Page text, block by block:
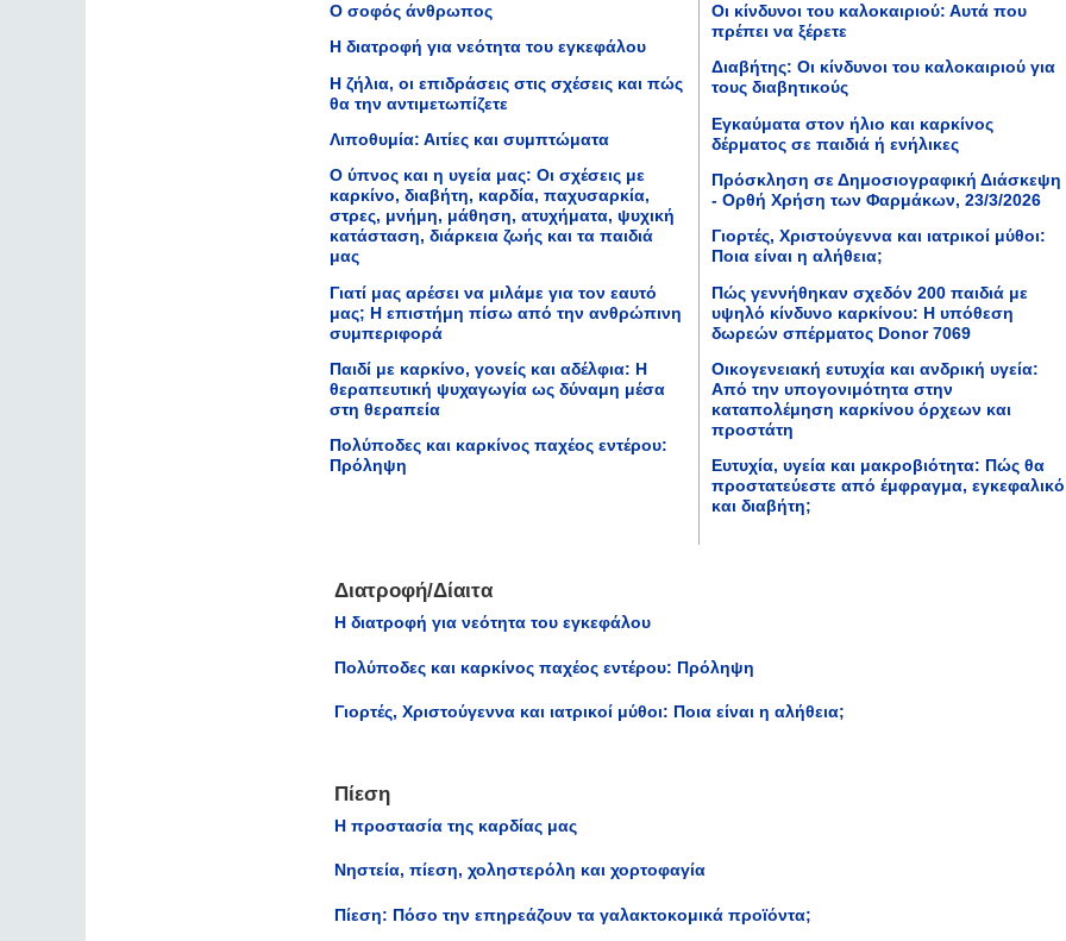
Ο σοφός άνθρωπος
Η διατροφή για νεότητα του εγκεφάλου
Η ζήλια, οι επιδράσεις στις σχέσεις και πώς
θα την αντιμετωπίζετε
Λιποθυμία: Αιτίες και συμπτώματα
Ο ύπνος και η υγεία μας: Οι σχέσεις με
καρκίνο, διαβήτη, καρδία, παχυσαρκία,
στρες, μνήμη, μάθηση, ατυχήματα, ψυχική
κατάσταση, διάρκεια ζωής και τα παιδιά
μας
Γιατί μας αρέσει να μιλάμε για τον εαυτό
μας; Η επιστήμη πίσω από την ανθρώπινη
συμπεριφορά
Παιδί με καρκίνο, γονείς και αδέλφια: Η
θεραπευτική ψυχαγωγία ως δύναμη μέσα
στη θεραπεία
Πολύποδες και καρκίνος παχέος εντέρου:
Πρόληψη
Οι κίνδυνοι του καλοκαιριού: Αυτά που
πρέπει να ξέρετε
Διαβήτης: Οι κίνδυνοι του καλοκαιριού για
τους διαβητικούς
Εγκαύματα στον ήλιο και καρκίνος
δέρματος σε παιδιά ή ενήλικες
Πρόσκληση σε Δημοσιογραφική Διάσκεψη
- Ορθή Χρήση των Φαρμάκων, 23/3/2026
Γιορτές, Χριστούγεννα και ιατρικοί μύθοι:
Ποια είναι η αλήθεια;
Πώς γεννήθηκαν σχεδόν 200 παιδιά με
υψηλό κίνδυνο καρκίνου: Η υπόθεση
δωρεών σπέρματος Donor 7069
Οικογενειακή ευτυχία και ανδρική υγεία:
Από την υπογονιμότητα στην
καταπολέμηση καρκίνου όρχεων και
προστάτη
Ευτυχία, υγεία και μακροβιότητα: Πώς θα
προστατεύεστε από έμφραγμα, εγκεφαλικό
και διαβήτη;
Διατροφή/Δίαιτα
Η διατροφή για νεότητα του εγκεφάλου
Πολύποδες και καρκίνος παχέος εντέρου: Πρόληψη
Γιορτές, Χριστούγεννα και ιατρικοί μύθοι: Ποια είναι η αλήθεια;
Πίεση
Η προστασία της καρδίας μας
Νηστεία, πίεση, χοληστερόλη και χορτοφαγία
Πίεση: Πόσο την επηρεάζουν τα γαλακτοκομικά προϊόντα;